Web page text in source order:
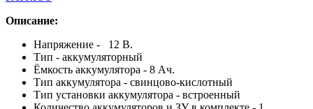
Описание:
Напряжение - 12 В.
Тип - аккумуляторный
Ёмкость аккумулятора - 8 Ач.
Тип аккумулятора - свинцово-кислотный
Тип установки аккумулятора - встроенный